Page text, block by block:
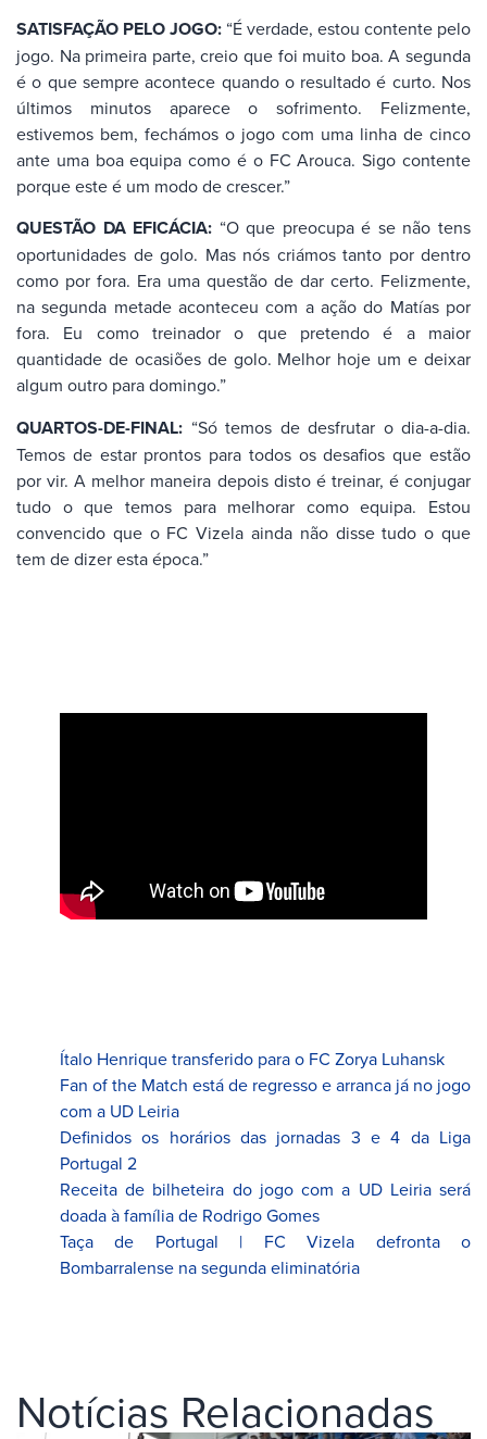
SATISFAÇÃO PELO JOGO: “É verdade, estou contente pelo
jogo. Na primeira parte, creio que foi muito boa. A segunda
é o que sempre acontece quando o resultado é curto. Nos
últimos minutos aparece o sofrimento. Felizmente,
estivemos bem, fechámos o jogo com uma linha de cinco
ante uma boa equipa como é o FC Arouca. Sigo contente
porque este é um modo de crescer.”
QUESTÃO DA EFICÁCIA: “O que preocupa é se não tens
oportunidades de golo. Mas nós criámos tanto por dentro
como por fora. Era uma questão de dar certo. Felizmente,
na segunda metade aconteceu com a ação do Matías por
fora. Eu como treinador o que pretendo é a maior
quantidade de ocasiões de golo. Melhor hoje um e deixar
algum outro para domingo.”
QUARTOS-DE-FINAL: “Só temos de desfrutar o dia-a-dia.
Temos de estar prontos para todos os desafios que estão
por vir. A melhor maneira depois disto é treinar, é conjugar
tudo o que temos para melhorar como equipa. Estou
convencido que o FC Vizela ainda não disse tudo o que
tem de dizer esta época.”
Ítalo Henrique transferido para o FC Zorya Luhansk
Fan of the Match está de regresso e arranca já no jogo
com a UD Leiria
Definidos os horários das jornadas 3 e 4 da Liga
Portugal 2
Receita de bilheteira do jogo com a UD Leiria será
doada à família de Rodrigo Gomes
Taça de Portugal | FC Vizela defronta o
Bombarralense na segunda eliminatória
Notícias Relacionadas